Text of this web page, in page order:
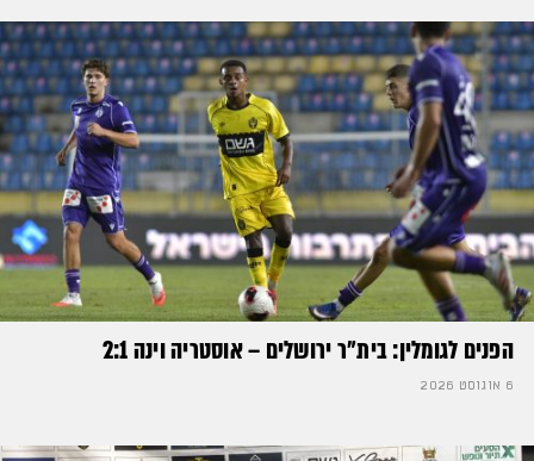
הפנים לגומלין: בית״ר ירושלים – אוסטריה וינה 2:1
6 אוגוסט 2026